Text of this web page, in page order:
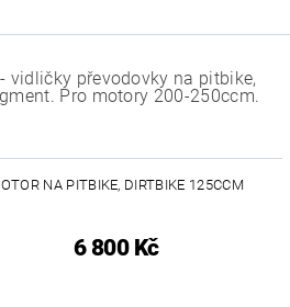
vidličky převodovky na pitbike,
Pro motory 200-250ccm.
NA PITBIKE, DIRTBIKE 125CCM
6 800 Kč